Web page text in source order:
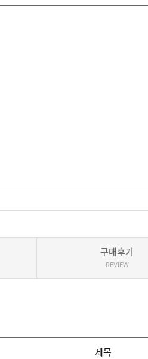
구매후기
REVIEW
제목